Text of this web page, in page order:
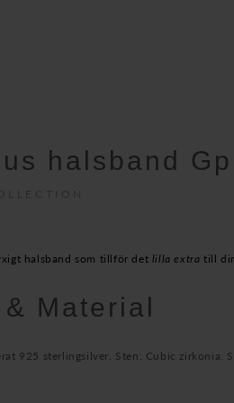
halsband Gp
halsband som tillför det lilla extra till
Material
925 sterlingsilver. Sten: Cubic zirkonia.